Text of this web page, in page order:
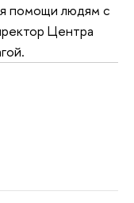
помощи людям с
Центра